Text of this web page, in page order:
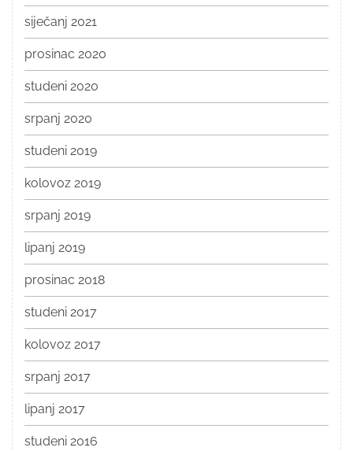
siječanj 2021
prosinac 2020
studeni 2020
srpanj 2020
studeni 2019
kolovoz 2019
srpanj 2019
lipanj 2019
prosinac 2018
studeni 2017
kolovoz 2017
srpanj 2017
lipanj 2017
studeni 2016